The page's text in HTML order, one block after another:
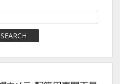
SEARCH